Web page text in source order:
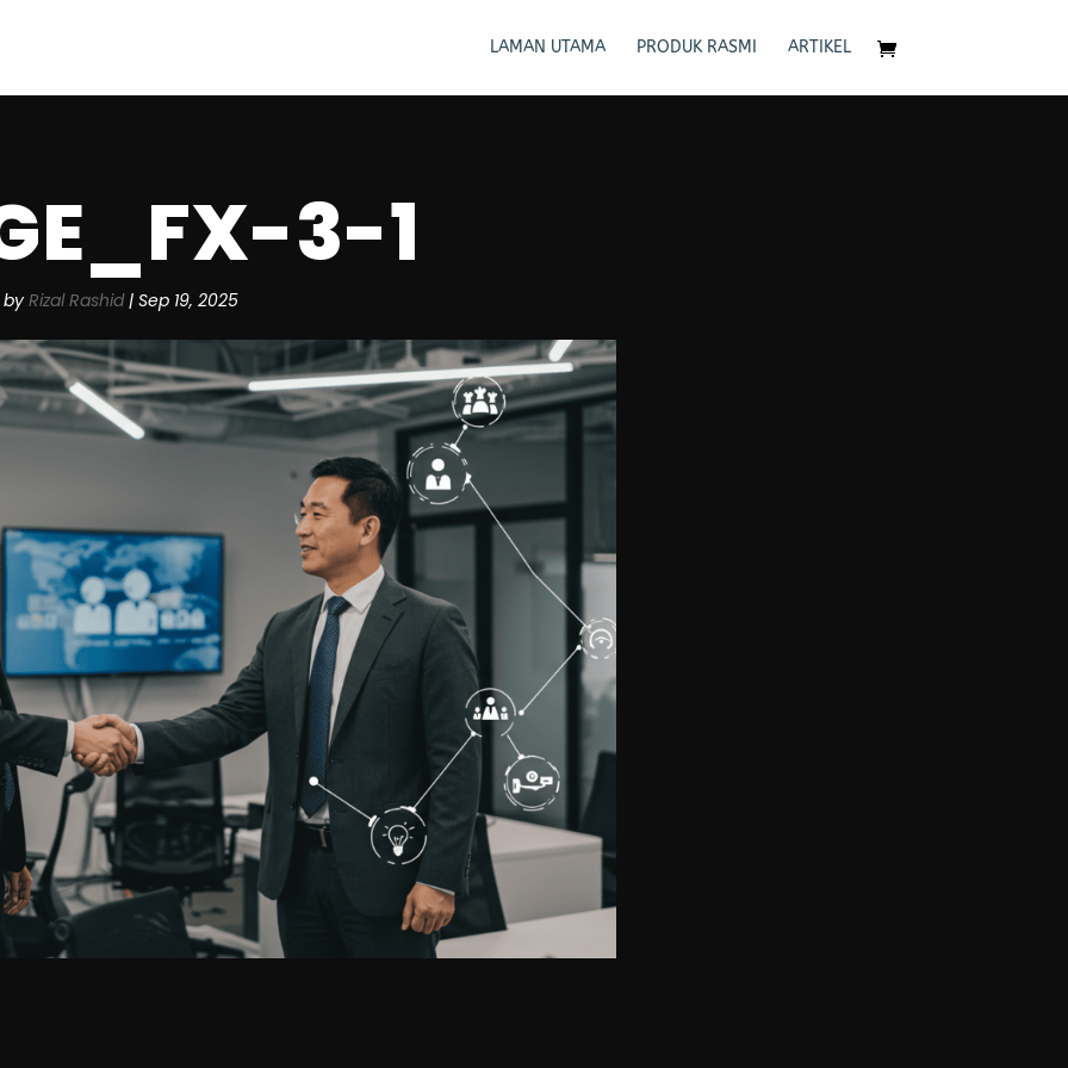
LAMAN UTAMA PRODUK RASMI ARTIKEL
3-1
byRizal Rashid|Sep 19, 2025